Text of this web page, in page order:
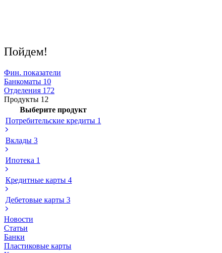
Пойдем!
Фин. показатели
Банкоматы 10
Отделения 172
Продукты 12
Выберите продукт
Потребительские кредиты 1
Вклады 3
Ипотека 1
Кредитные карты 4
Дебетовые карты 3
Новости
Статьи
Банки
Пластиковые карты